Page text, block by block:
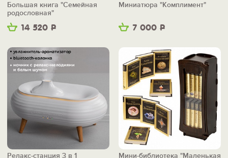
14 520 Р
Большая книга "Семейная
родословная"
7 000 Р
Миниатюра "Комплимент"
Релакс-станция 3 в 1
Мини-библиотека "Маленькая